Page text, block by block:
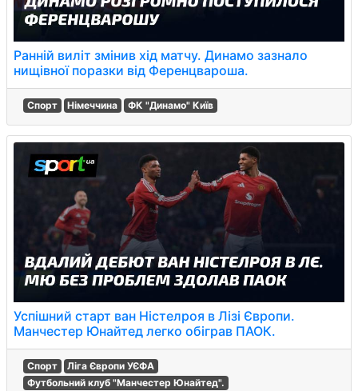
Ранній виліт змінив хід матчу. Динамо зазнало
нищівної поразки від Ференцвароша.
Спорт Німеччина ФК "Динамо" Київ
Успішний старт ван Ністелроя в Лізі Європи.
Манчестер Юнайтед легко обіграв ПАОК.
Спорт
Ліга Європи УЄФА
Футбольний клуб "Манчестер Юнайтед".